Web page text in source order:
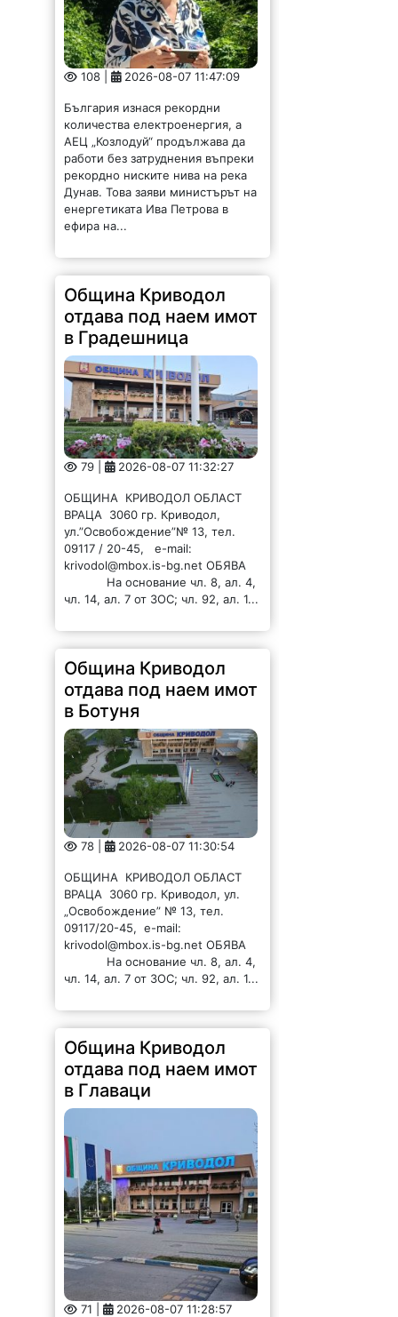
108 | 2026-08-07 11:47:09
България изнася рекордни
количества електроенергия, а
АЕЦ „Козлодуй“ продължава да
работи без затруднения въпреки
рекордно ниските нива на река
Дунав. Това заяви министърът на
енергетиката Ива Петрова в
ефира на...
Община Криводол
отдава под наем имот
в Градешница
79 | 2026-08-07 11:32:27
ОБЩИНА КРИВОДОЛ ОБЛАСТ
ВРАЦА 3060 гр. Криводол,
ул.”Освобождение”№ 13, тел.
09117 / 20-45, e-mail:
krivodol@mbox.is-bg.net ОБЯВА
На основание чл. 8, ал. 4,
чл. 14, ал. 7 от ЗОС; чл. 92, ал. 1...
Община Криводол
отдава под наем имот
в Ботуня
78 | 2026-08-07 11:30:54
ОБЩИНА КРИВОДОЛ ОБЛАСТ
ВРАЦА 3060 гр. Криводол, ул.
„Освобождение” № 13, тел.
09117/20-45, e-mail:
krivodol@mbox.is-bg.net ОБЯВА
На основание чл. 8, ал. 4,
чл. 14, ал. 7 от ЗОС; чл. 92, ал. 1...
Община Криводол
отдава под наем имот
в Главаци
71 | 2026-08-07 11:28:57